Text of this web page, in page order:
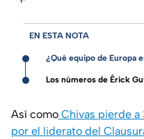
EN ESTA NOTA
¿Qué equipo de Europa
Los números de Érick
Así como Chivas pierde a
por el liderato del